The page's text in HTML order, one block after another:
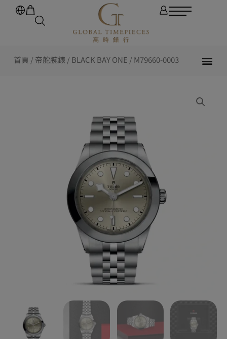
首頁 /帝舵腕錶 /BLACK BAY ONE / M79660-0003